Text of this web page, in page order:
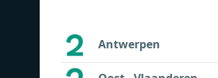
Antwerpen